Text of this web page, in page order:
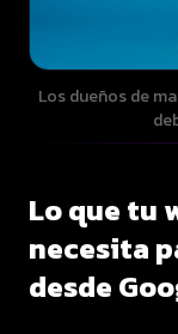
Los dueños de
Lo que tu
necesita
desde